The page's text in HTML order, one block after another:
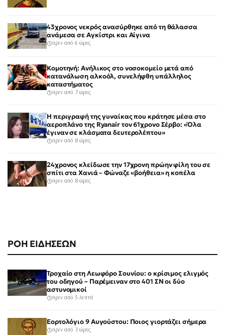
ΡΟΗ ΕΙΔΗΣΕΩΝ
Τροχαίο στη Λεωφόρο Σουνίου: ο κρίσιμος ελιγμός
του οδηγού – Παρέμειναν στο 401 ΣΝ οι δύο
αστυνομικοί
πριν από 5 λεπτά
Εορτολόγιο 9 Αυγούστου: Ποιος γιορτάζει σήμερα
πριν από 3 ώρες
43χρονος νεκρός ανασύρθηκε από τη θάλασσα
ανάμεσα σε Αγκίστρι και Αίγινα
πριν από 6 ώρες
Κομοτηνή: Ανήλικος στο νοσοκομείο μετά από
κατανάλωση αλκοόλ, συνελήφθη υπάλληλος
καταστήματος
πριν από 7 ώρες
Η περιγραφή της γυναίκας που κράτησε μέσα στο
αεροπλάνο της Ryanair τον 61χρονο Σέρβο: «Όλα
έγιναν σε κλάσματα δευτερολέπτου»
πριν από 8 ώρες
24χρονος κλείδωσε την 17χρονη πρώην φίλη του σε
σπίτι στα Χανιά – Φώναζε «βοήθεια» η κοπέλα
πριν από 8 ώρες